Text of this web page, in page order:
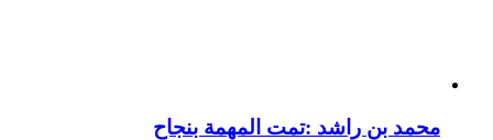
محمد بن راشد :تمت المهمة بنجاح